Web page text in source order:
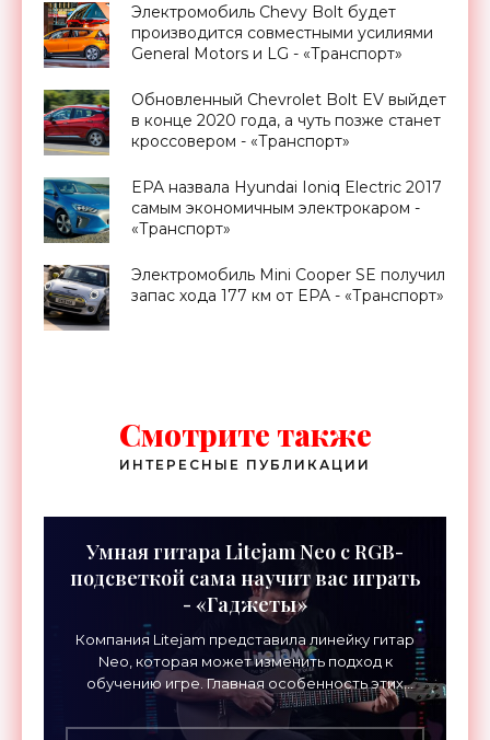
Электромобиль Chevy Bolt будет
производится совместными усилиями
General Motors и LG - «Транспорт»
Обновленный Chevrolet Bolt EV выйдет
в конце 2020 года, а чуть позже станет
кроссовером - «Транспорт»
EPA назвала Hyundai Ioniq Electric 2017
самым экономичным электрокаром -
«Транспорт»
Электромобиль Mini Cooper SE получил
запас хода 177 км от EPA - «Транспорт»
Смотрите также
ИНТЕРЕСНЫЕ ПУБЛИКАЦИИ
Умная гитара Litejam Neo с RGB-
подсветкой сама научит вас играть
- «Гаджеты»
Компания Litejam представила линейку гитар
Neo, которая может изменить подход к
обучению игре. Главная особенность этих
инструментов – встроенная RGB-подсветка
грифа. Светодиоды